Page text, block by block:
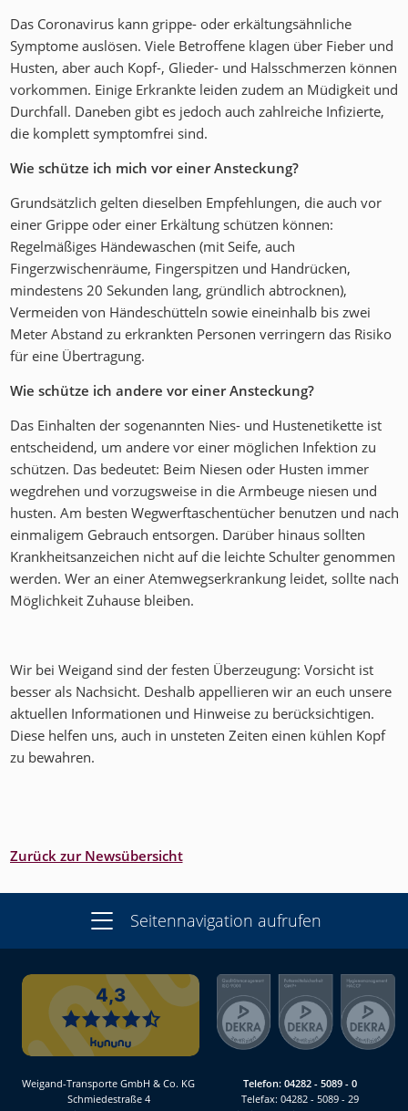
Das Coronavirus kann grippe- oder erkältungsähnliche
Symptome auslösen. Viele Betroffene klagen über Fieber und
Husten, aber auch Kopf-, Glieder- und Halsschmerzen können
vorkommen. Einige Erkrankte leiden zudem an Müdigkeit und
Durchfall. Daneben gibt es jedoch auch zahlreiche Infizierte,
die komplett symptomfrei sind.
Wie schütze ich mich vor einer Ansteckung?
Grundsätzlich gelten dieselben Empfehlungen, die auch vor
einer Grippe oder einer Erkältung schützen können:
Regelmäßiges Händewaschen (mit Seife, auch
Fingerzwischenräume, Fingerspitzen und Handrücken,
mindestens 20 Sekunden lang, gründlich abtrocknen),
Vermeiden von Händeschütteln sowie eineinhalb bis zwei
Meter Abstand zu erkrankten Personen verringern das Risiko
für eine Übertragung.
Wie schütze ich andere vor einer Ansteckung?
Das Einhalten der sogenannten Nies- und Hustenetikette ist
entscheidend, um andere vor einer möglichen Infektion zu
schützen. Das bedeutet: Beim Niesen oder Husten immer
wegdrehen und vorzugsweise in die Armbeuge niesen und
husten. Am besten Wegwerftaschentücher benutzen und nach
einmaligem Gebrauch entsorgen. Darüber hinaus sollten
Krankheitsanzeichen nicht auf die leichte Schulter genommen
werden. Wer an einer Atemwegserkrankung leidet, sollte nach
Möglichkeit Zuhause bleiben.
Wir bei Weigand sind der festen Überzeugung: Vorsicht ist
besser als Nachsicht. Deshalb appellieren wir an euch unsere
aktuellen Informationen und Hinweise zu berücksichtigen.
Diese helfen uns, auch in unsteten Zeiten einen kühlen Kopf
zu bewahren.
Zurück zur Newsübersicht
Seitennavigation aufrufen
Weigand-Transporte GmbH & Co. KG
Schmiedestraße 4
Telefon: 04282 - 5089 - 0
Telefax: 04282 - 5089 - 29